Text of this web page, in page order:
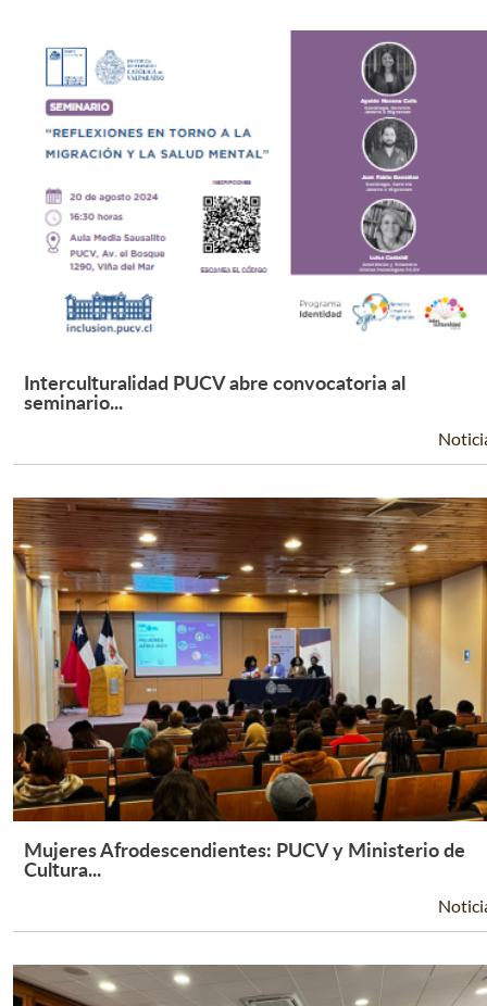
Leer Más +
Interculturalidad PUCV abre convocatoria al
seminario...
Leer Más +
Mujeres Afrodescendientes: PUCV y Ministerio de
Cultura...